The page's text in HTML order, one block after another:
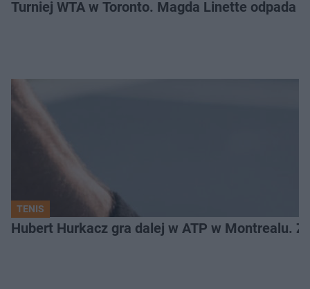
Turniej WTA w Toronto. Magda Linette odpada
TENIS
Hubert Hurkacz gra dalej w ATP w Montrealu.